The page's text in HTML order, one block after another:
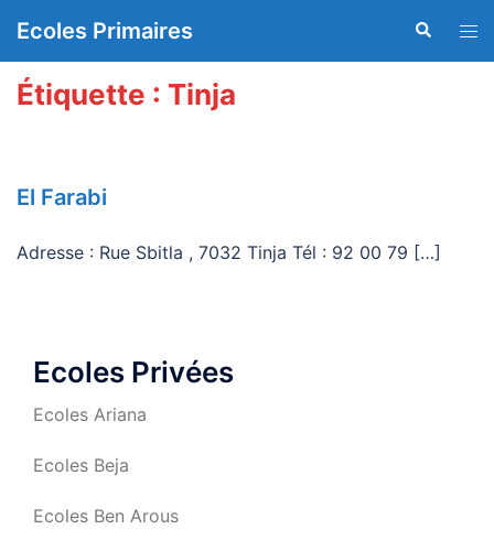
auEcoles Primaires
le
Étiquette : Tinja
El Farabi
Adresse : Rue Sbitla , 7032 Tinja Tél : 92 00 79 […]
Ecoles Privées
Ecoles Ariana
Ecoles Beja
Ecoles Ben Arous